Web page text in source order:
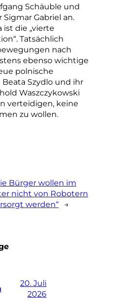
Schäuble und
Gabriel an.
ist die „vierte
Tatsächlich
nach
ebenso wichtige
polnische
Szydlo und ihr
Waszczykowski
verteidigen, keine
zu wollen.
Bürger wollen im
nicht von Robotern
werden“
→
20. Juli
2026